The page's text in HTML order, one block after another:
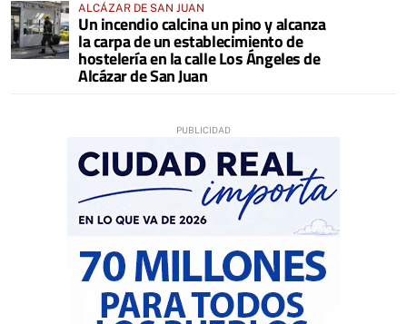
ALCÁZAR DE SAN JUAN
Un incendio calcina un pino y alcanza
la carpa de un establecimiento de
hostelería en la calle Los Ángeles de
Alcázar de San Juan